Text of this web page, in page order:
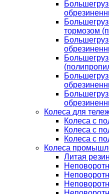
тормозом
Колеса для
Колеса с
Колеса с
Колеса с
Колеса
Литая